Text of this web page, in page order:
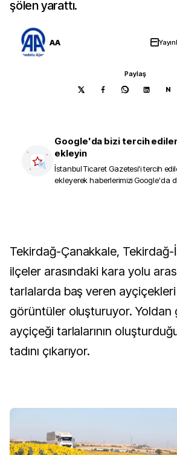
şölen yarattı.
AA
Paylaş
N
Google'da bizi tercih
ekleyin
İstanbul Ticaret Gazetesi'i tercih
ekleyerek haberlerimizi Google'da
Tekirdağ-Çanakkale,
ilçeler arasındaki kara yolu
tarlalarda baş veren
görüntüler oluşturuyor. Yoldan
ayçiçeği tarlalarının
tadını çıkarıyor.